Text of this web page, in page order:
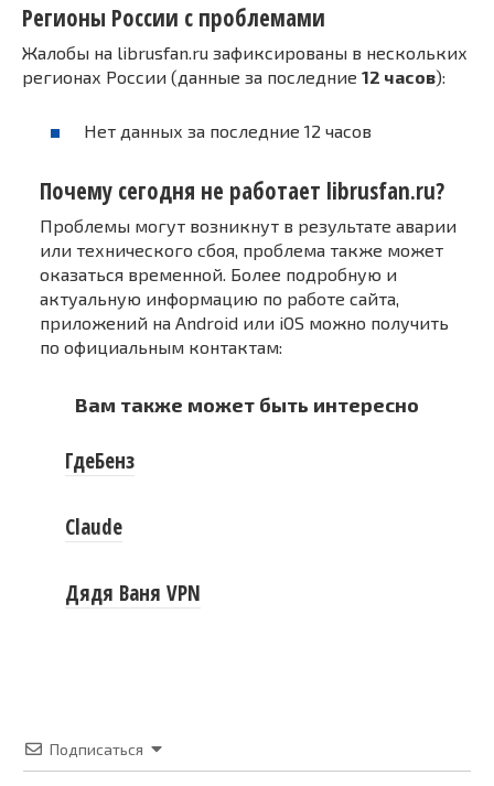
Регионы России с проблемами
Жалобы на librusfan.ru зафиксированы в нескольких
регионах России (данные за последние 12 часов):
Нет данных за последние 12 часов
Почему сегодня не работает librusfan.ru?
Проблемы могут возникнут в результате аварии
или технического сбоя, проблема также может
оказаться временной. Более подробную и
актуальную информацию по работе сайта,
приложений на Android или iOS можно получить
по официальным контактам:
Вам также может быть интересно
ГдеБенз
Claude
Дядя Ваня VPN
Подписаться